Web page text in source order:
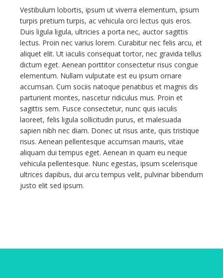
Vestibulum lobortis, ipsum ut viverra elementum, ipsum
turpis pretium turpis, ac vehicula orci lectus quis eros.
Duis ligula ligula, ultricies a porta nec, auctor sagittis
lectus. Proin nec varius lorem. Curabitur nec felis arcu, et
aliquet elit. Ut iaculis consequat tortor, nec gravida tellus
dictum eget. Aenean porttitor consectetur risus congue
elementum. Nullam vulputate est eu ipsum ornare
accumsan. Cum sociis natoque penatibus et magnis dis
parturient montes, nascetur ridiculus mus. Proin et
sagittis sem. Fusce consectetur, nunc quis iaculis
laoreet, felis ligula sollicitudin purus, et malesuada
sapien nibh nec diam. Donec ut risus ante, quis tristique
risus. Aenean pellentesque accumsan mauris, vitae
aliquam dui tempus eget. Aenean in quam eu neque
vehicula pellentesque. Nunc egestas, ipsum scelerisque
ultrices dapibus, dui arcu tempus velit, pulvinar bibendum
justo elit sed ipsum.